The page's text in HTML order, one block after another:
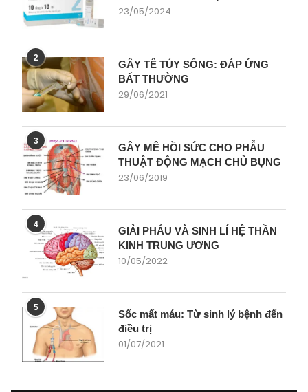
23/05/2024
2
GÂY TÊ TỦY SỐNG: ĐÁP ỨNG
BẤT THƯỜNG
29/06/2021
3
GÂY MÊ HỒI SỨC CHO PHẪU
THUẬT ĐỘNG MẠCH CHỦ BỤNG
23/06/2019
4
GIẢI PHẪU VÀ SINH LÍ HỆ THẦN
KINH TRUNG ƯƠNG
10/05/2022
5
Sốc mất máu: Từ sinh lý bệnh đến
điều trị
01/07/2021